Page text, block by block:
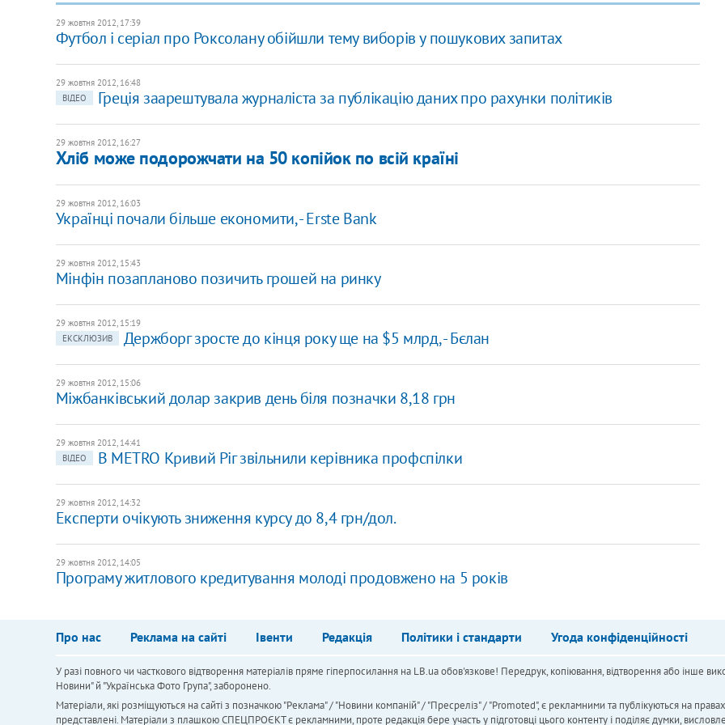
29 жовтня 2012, 17:39
Футбол і серіал про Роксолану обійшли тему виборів у пошукових запитах
29 жовтня 2012, 16:48
ВІДЕО
Греція заарештувала журналіста за публікацію даних про рахунки політиків
29 жовтня 2012, 16:27
Хліб може подорожчати на 50 копійок по всій країні
29 жовтня 2012, 16:03
Українці почали більше економити, - Erste Bank
29 жовтня 2012, 15:43
Мінфін позапланово позичить грошей на ринку
29 жовтня 2012, 15:19
ЕКСКЛЮЗИВ
Держборг зросте до кінця року ще на $5 млрд, - Бєлан
29 жовтня 2012, 15:06
Міжбанківський долар закрив день біля позначки 8,18 грн
29 жовтня 2012, 14:41
ВІДЕО
В METRO Кривий Ріг звільнили керівника профспілки
29 жовтня 2012, 14:32
Експерти очікують зниження курсу до 8,4 грн/дол.
29 жовтня 2012, 14:05
Програму житлового кредитування молоді продовжено на 5 років
Про нас Реклама на сайті Івенти Редакція Політики і стандарти Угода конфіденційності
У разі повного чи часткового відтворення матеріалів пряме гіперпосилання на LB.ua обов'язкове! Передрук, копіювання, відтворення або інше
Новини" й "Українська Фото Група", заборонено.
Матеріали, які розміщуються на сайті з позначкою "Реклама" / "Новини компаній" / "Пресреліз" / "Promoted", є рекламними та публікуються на
представлені. Матеріали з плашкою СПЕЦПРОЄКТ є рекламними, проте редакція бере участь у підготовці цього контенту і поділяє думки,